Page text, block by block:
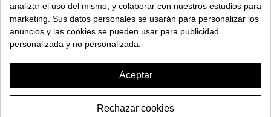
AYUDA
INFORMACIÓN
analizar el uso del mismo, y colaborar con nuestros estudios para
marketing. Sus datos personales se usarán para personalizar los
anuncios y las cookies se pueden usar para publicidad
personalizada y no personalizada.
Aceptar
Rechazar cookies